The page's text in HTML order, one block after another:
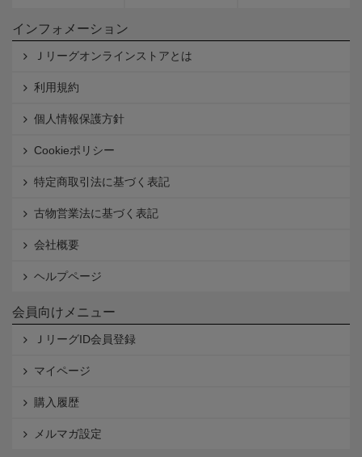
インフォメーション
Ｊリーグオンラインストアとは
利用規約
個人情報保護方針
Cookieポリシー
特定商取引法に基づく表記
古物営業法に基づく表記
会社概要
ヘルプページ
会員向けメニュー
ＪリーグID会員登録
マイページ
購入履歴
メルマガ設定